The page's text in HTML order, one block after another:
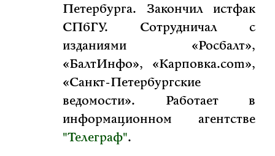
Петербурга. Закончил истфак
СПбГУ. Сотрудничал с
изданиями «Росбалт»,
«БалтИнфо», «Карповка.com»,
«Санкт-Петербургские
ведомости». Работает в
информационном агентстве
"Телеграф".